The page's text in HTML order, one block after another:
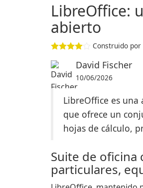
LibreOffice:
abierto
Construido por
David Fischer
10/06/2026
LibreOffice es
que ofrece un
hojas de cálculo,
Suite de
particulares,